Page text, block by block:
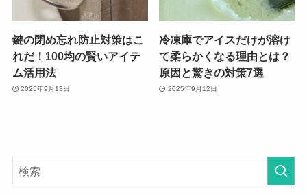
鍵の閉め忘れ防止対策はこ
れだ！100均の賢いアイテ
ム活用法
2025年9月13日
冷凍庫でアイスだけが溶け
て柔らかくなる理由とは？
原因と驚きの対策7選
2025年9月12日